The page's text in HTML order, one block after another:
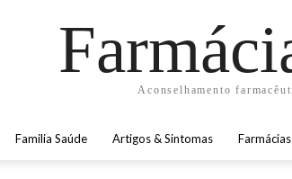
Aconselhamento
Familia Saúde Artigos & Sintomas